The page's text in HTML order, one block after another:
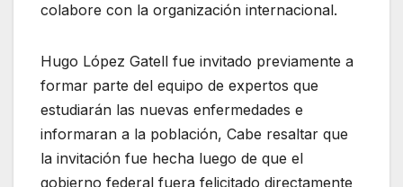
colabore con la organización internacional.
Hugo López Gatell fue invitado previamente a
formar parte del equipo de expertos que
estudiarán las nuevas enfermedades e
informaran a la población, Cabe resaltar que
la invitación fue hecha luego de que el
gobierno federal fuera felicitado directamente